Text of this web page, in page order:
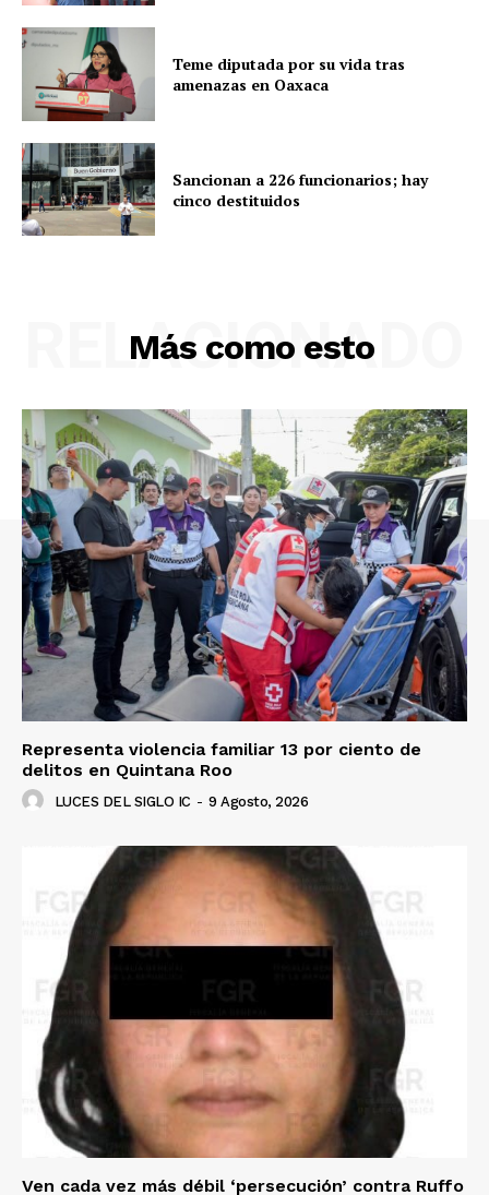
Teme diputada por su vida tras
amenazas en Oaxaca
Sancionan a 226 funcionarios; hay
cinco destituidos
Más como esto
RELACIONADO
Representa violencia familiar 13 por ciento de
delitos en Quintana Roo
LUCES DEL SIGLO IC - 9 Agosto, 2026
Ven cada vez más débil ‘persecución’ contra Ruffo